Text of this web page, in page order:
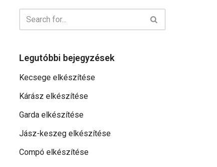
Legutóbbi bejegyzések
Kecsege elkészítése
Kárász elkészítése
Garda elkészítése
Jász-keszeg elkészítése
Compó elkészítése